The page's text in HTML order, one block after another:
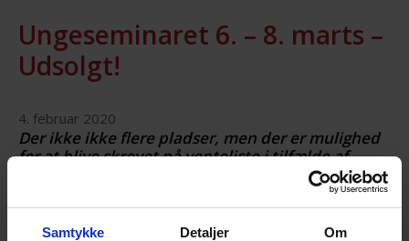
Samtykke Detaljer Om
Ungeseminaret 6. – 8. marts –
Udsolgt!
4. februar 2020
Der ikke ikke flere pladser, men der er mulighed
for at blive skrevet på venteliste i tilfælde af